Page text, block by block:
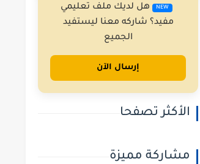
NEW
هل لديك ملف تعليمي
مفيد؟ شاركه معنا ليستفيد
الجميع
إرسال الآن
الأكثر تصفحا
مشاركة مميزة